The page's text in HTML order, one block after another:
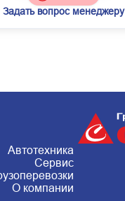
Задать вопрос менеджеру
Автотехника
Сервис
О компании